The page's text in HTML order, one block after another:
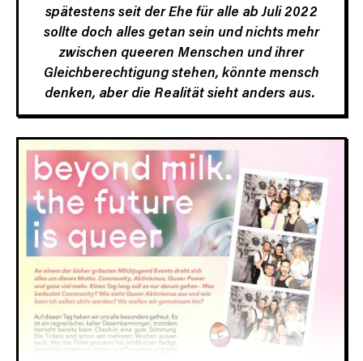
spätestens seit der Ehe für alle ab Juli 2022
sollte doch alles getan sein und nichts mehr
zwischen queeren Menschen und ihrer
Gleichberechtigung stehen, könnte mensch
denken, aber die Realität sieht anders aus.